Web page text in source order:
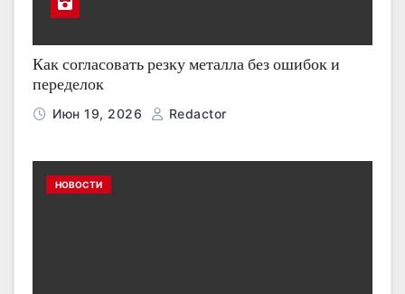
Как согласовать резку металла без ошибок и
переделок
Июн 19, 2026 Redactor
НОВОСТИ